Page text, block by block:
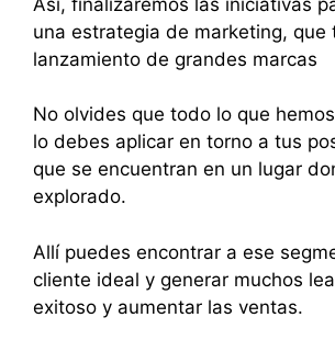
una estrategia de marketing, que
lanzamiento de grandes marcas
No olvides que todo lo que
lo debes aplicar en torno a tus
que se encuentran en un lugar
explorado.
Allí puedes encontrar a ese
cliente ideal y generar muchos
exitoso y aumentar las ventas.